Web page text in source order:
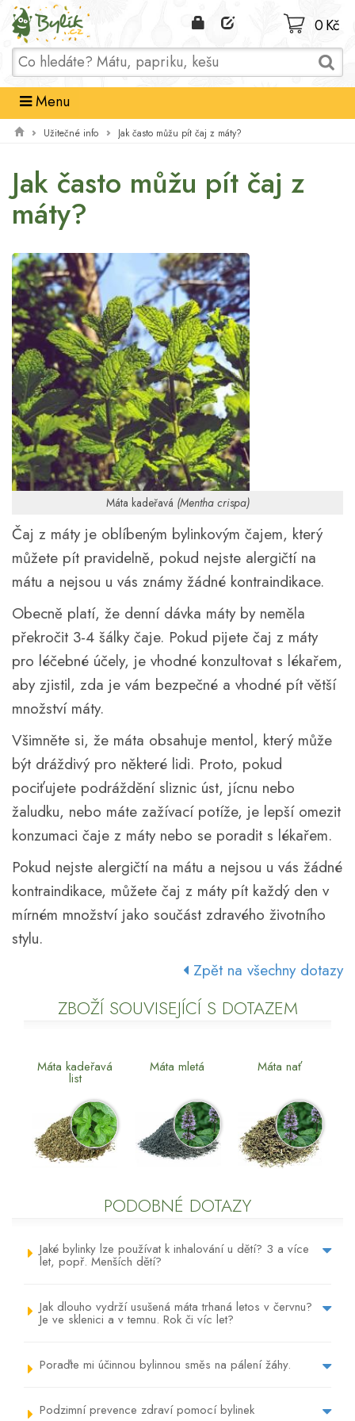
Domů
0 Kč
Menu
Užitečné info Jak často můžu pít čaj z máty?
Jak často můžu pít čaj z
máty?
Máta kadeřavá (Mentha crispa)
Čaj z máty je oblíbeným bylinkovým čajem, který
můžete pít pravidelně, pokud nejste alergičtí na
mátu a nejsou u vás známy žádné kontraindikace.
Obecně platí, že denní dávka máty by neměla
překročit 3-4 šálky čaje. Pokud pijete čaj z máty
pro léčebné účely, je vhodné konzultovat s lékařem,
aby zjistil, zda je vám bezpečné a vhodné pít větší
množství máty.
Všimněte si, že máta obsahuje mentol, který může
být dráždivý pro některé lidi. Proto, pokud
pociťujete podráždění sliznic úst, jícnu nebo
žaludku, nebo máte zažívací potíže, je lepší omezit
konzumaci čaje z máty nebo se poradit s lékařem.
Pokud nejste alergičtí na mátu a nejsou u vás žádné
kontraindikace, můžete čaj z máty pít každý den v
mírném množství jako součást zdravého životního
stylu.
Zpět na všechny dotazy
ZBOŽÍ SOUVISEJÍCÍ S DOTAZEM
Máta kadeřavá
list
Máta mletá Máta nať
PODOBNÉ DOTAZY
Jaké bylinky lze používat k inhalování u dětí? 3 a více
let, popř. Menších dětí?
Jak dlouho vydrží usušená máta trhaná letos v červnu?
Je ve sklenici a v temnu. Rok či víc let?
Poraďte mi účinnou bylinnou směs na pálení žáhy.
Podzimní prevence zdraví pomocí bylinek